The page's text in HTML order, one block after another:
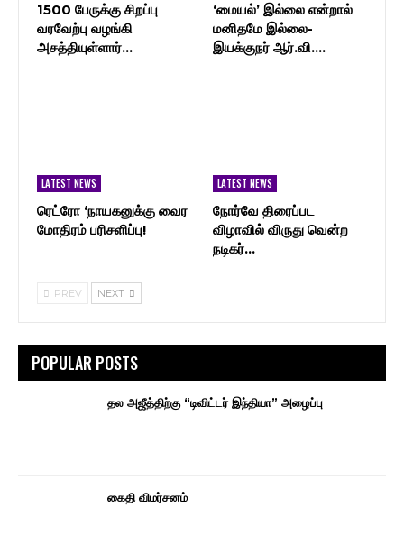
1500 பேருக்கு சிறப்பு
வரவேற்பு வழங்கி
அசத்தியுள்ளார்…
‘மையல்’ இல்லை என்றால்
மனிதமே இல்லை-
இயக்குநர் ஆர்.வி.…
LATEST NEWS
ரெட்ரோ ‘நாயகனுக்கு வைர
மோதிரம் பரிசளிப்பு!
LATEST NEWS
நோர்வே திரைப்பட
விழாவில் விருது வென்ற
நடிகர்…
PREV NEXT
POPULAR POSTS
தல அஜீத்திற்கு “டிவிட்டர் இந்தியா” அழைப்பு
கைதி விமர்சனம்